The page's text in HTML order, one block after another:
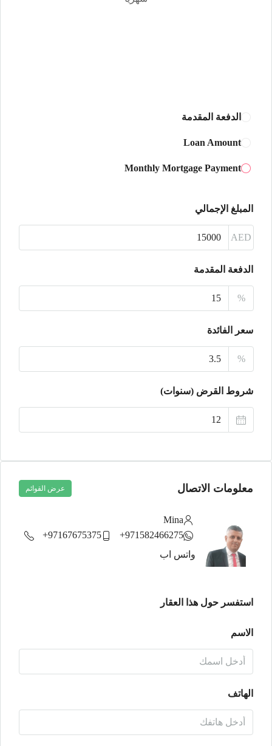
أغسطس
18
19
الدفعة المقدمة
Loan Amount
Monthly Mortgage Payment
المبلغ الإجمالي
AED
الدفعة المقدمة
%
سعر الفائدة
%
شروط القرض (سنوات)
معلومات الاتصال عرض القوائم
Mina
97167675375+
971582466275+
واتس اب
استفسر حول هذا العقار
الاسم
الهاتف